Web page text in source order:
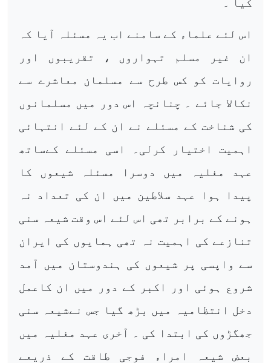
کیا ۔
اس لئے علماء کے سامنے اب یہ مسئلہ آیا کہ
ان غیر مسلم تہواروں ، تقریبوں اور
روایات کو کس طرح سے مسلمان معاشرے سے
نکالا جائے ۔ چنانچہ اس دور میں مسلمانوں
کی شناخت کے مسئلے نے ان کے لئے انتہائی
اہمیت اختیار کرلی۔ اسی مسئلے کےساتھ
عہد مغلیہ میں دوسرا مسئلہ شیعوں کا
پیدا ہوا عہد سلاطین میں ان کی تعداد نہ
ہونے کے برابر تھی اس لئے اس وقت شیعہ سنی
تنازعے کی اہمیت نہ تھی ہمایوں کی ایران
سے واپسی پر شیعوں کی ہندوستان میں آمد
شروع ہوئی اور اکبر کے دور میں ان کاعمل
دخل انتظامیہ میں بڑھ گیا جس نےشیعہ سنی
جھگڑوں کی ابتدا کی ۔ آخری عہد مغلیہ میں
بعض شیعہ امراء فوجی طاقت کے ذریعے